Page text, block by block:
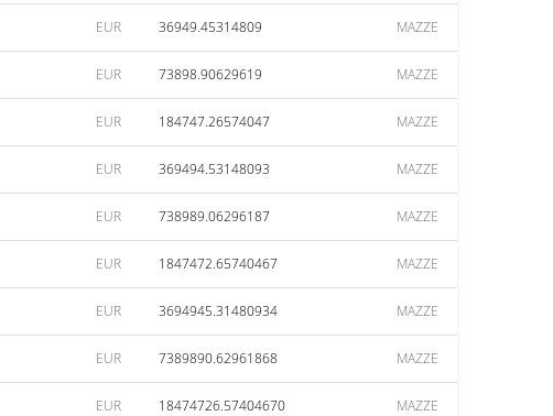
EUR 36949.45314809 MAZZE
EUR 73898.90629619 MAZZE
EUR 184747.26574047 MAZZE
EUR 369494.53148093 MAZZE
EUR 738989.06296187 MAZZE
EUR 1847472.65740467 MAZZE
EUR 3694945.31480934 MAZZE
EUR 7389890.62961868 MAZZE
EUR 18474726.57404670 MAZZE